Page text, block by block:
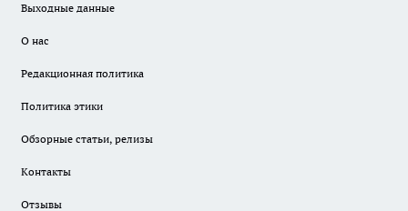
Выходные данные
О нас
Редакционная политика
Политика этики
Обзорные статьи, релизы
Контакты
Отзывы